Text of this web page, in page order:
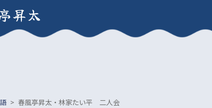
昇太
> 春風亭昇太・林家たい平 二人会